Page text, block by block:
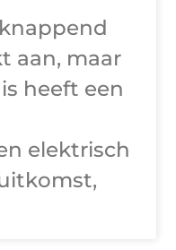
aan, maar
heeft een
elektrisch